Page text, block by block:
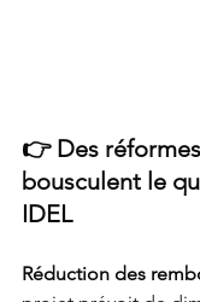
👉 Des
bousculent le
IDEL
Réduction des